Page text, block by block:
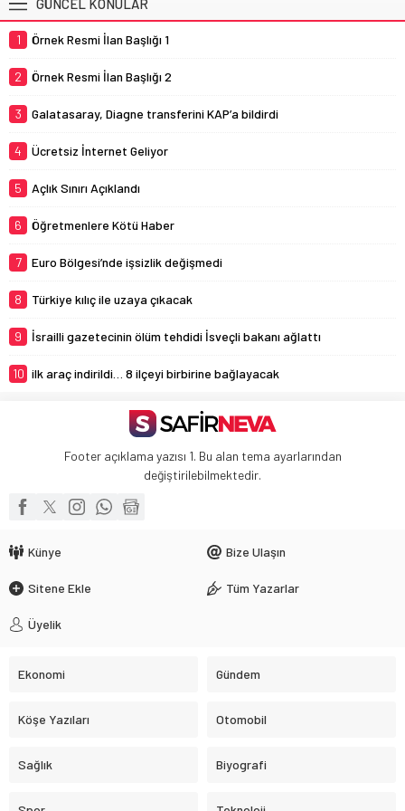
GÜNCEL KONULAR
1 Örnek Resmi İlan Başlığı 1
2 Örnek Resmi İlan Başlığı 2
3 Galatasaray, Diagne transferini KAP’a bildirdi
4 Ücretsiz İnternet Geliyor
5 Açlık Sınırı Açıklandı
6 Öğretmenlere Kötü Haber
7 Euro Bölgesi’nde işsizlik değişmedi
8 Türkiye kılıç ile uzaya çıkacak
9 İsrailli gazetecinin ölüm tehdidi İsveçli bakanı ağlattı
10 ilk araç indirildi… 8 ilçeyi birbirine bağlayacak
Footer açıklama yazısı 1. Bu alan tema ayarlarından
değiştirilebilmektedir.
Künye Bize Ulaşın
Sitene Ekle Tüm Yazarlar
Üyelik
Ekonomi Gündem
Köşe Yazıları Otomobil
Sağlık Biyografi